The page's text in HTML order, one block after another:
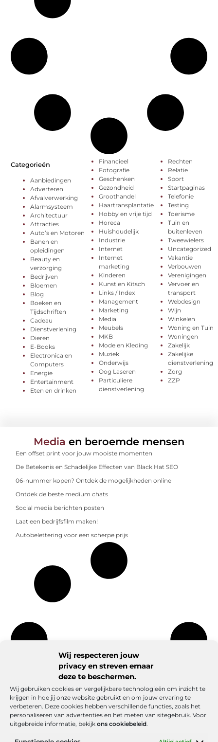
Wij respecteren jouw
privacy en streven ernaar
deze te beschermen.
Wij gebruiken cookies en vergelijkbare technologieën om inzicht te
krijgen in hoe jij onze website gebruikt en om jouw ervaring te
verbeteren. Deze cookies hebben verschillende functies, zoals het
personaliseren van advertenties en het meten van sitegebruik. Voor
uitgebreide informatie, bekijk ons cookiebeleid.
Categorieën
Aanbiedingen
Adverteren
Afvalverwerking
Alarmsysteem
Architectuur
Attracties
Auto’s en Motoren
Banen en
opleidingen
Beauty en
verzorging
Bedrijven
Bloemen
Blog
Boeken en
Tijdschriften
Cadeau
Dienstverlening
Dieren
E-Books
Electronica en
Computers
Energie
Entertainment
Eten en drinken
Financieel
Fotografie
Geschenken
Gezondheid
Groothandel
Haartransplantatie
Hobby en vrije tijd
Horeca
Huishoudelijk
Industrie
Internet
Internet
marketing
Kinderen
Kunst en Kitsch
Links / Index
Management
Marketing
Media
Meubels
MKB
Mode en Kleding
Muziek
Onderwijs
Oog Laseren
Particuliere
dienstverlening
Rechten
Relatie
Sport
Startpaginas
Telefonie
Testing
Toerisme
Tuin en
buitenleven
Tweewielers
Uncategorized
Vakantie
Verbouwen
Verenigingen
Vervoer en
transport
Webdesign
Wijn
Winkelen
Woning en Tuin
Woningen
Zakelijk
Zakelijke
dienstverlening
Zorg
ZZP
Media en beroemde mensen
Een offset print voor jouw mooiste momenten
De Betekenis en Schadelijke Effecten van Black Hat SEO
06-nummer kopen? Ontdek de mogelijkheden online
Ontdek de beste medium chats
Social media berichten posten
Laat een bedrijfsfilm maken!
Autobelettering voor een scherpe prijs